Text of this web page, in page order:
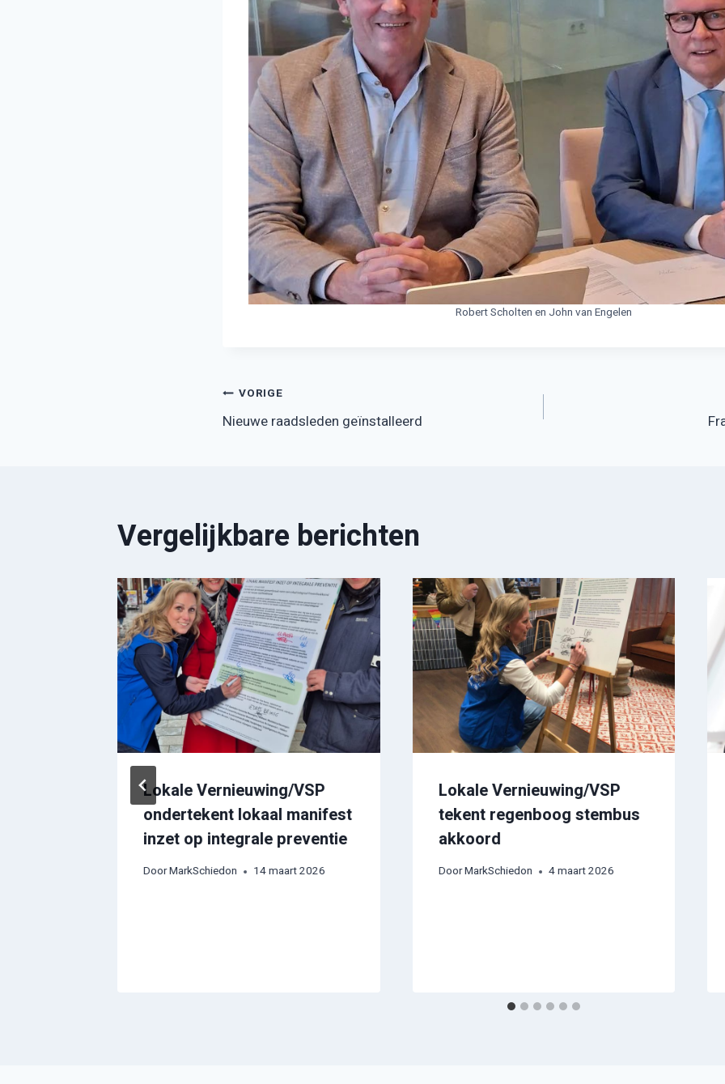
Robert Scholten en John van Engelen
Bericht
VORIGE
Nieuwe raadsleden geïnstalleerd
Vergelijkbare berichten
Lokale Vernieuwing/VSP
ondertekent lokaal manifest
inzet op integrale preventie
DoorMarkSchiedon 14 maart 2026
Lokale Vernieuwing/VSP
tekent regenboog stembus
akkoord
DoorMarkSchiedon 4 maart 2026